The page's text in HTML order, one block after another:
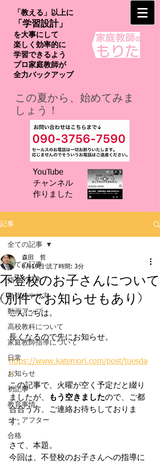
「教える」以上に
「学習設計」
を大事にして
楽しく効率的に
学習できるよう
プロ家庭教師が
​全力バックアップ
この夏から、始めてみま
しょう！
YouTube
チャンネル
​作りました
記事
全ての記事
指導の仕方
勉強のやり方
動画アップ
高校教科について
家庭教師指導について
日常
お知らせ
初記事
教育事情
ジ・アフター
合格
全ての記事
不登校のお子さんについて
(別件でお知らせもあり)
森田 哲
6月19日 読了時間: 3分
こんにちは。
長くなるので先にお知らせ。
https://www.katemori.com/post/tuesda
y
この記事で、火曜が空く予定だと綴り
ましたが、
もう空きましたので、ご都
合合う方、ご連絡お待ちしておりま
す。
さて、本題。
今回は、不登校のお子さんへの指導に